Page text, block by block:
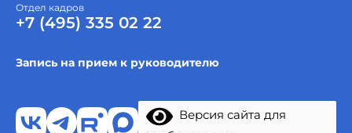
Отдел кадров
+7 (495) 335 02 22
Запись на прием к руководителю
Версия сайта для